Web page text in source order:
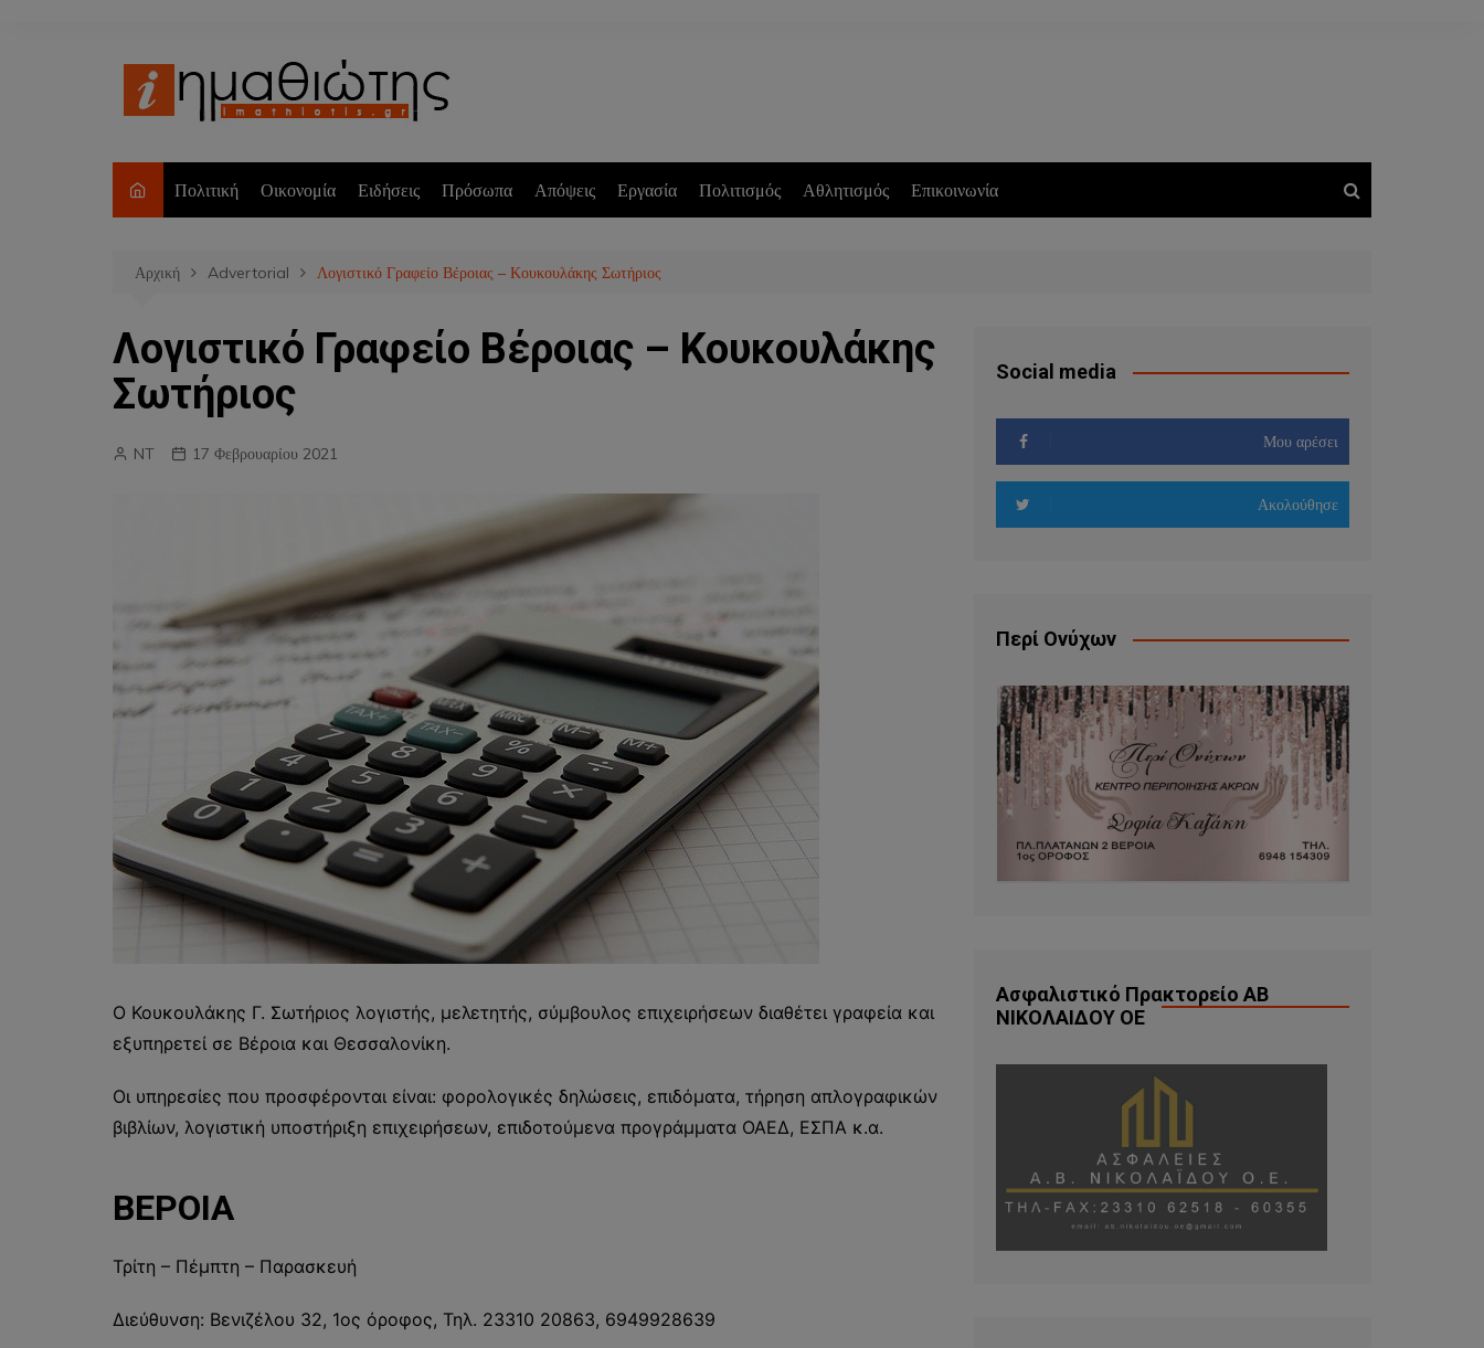
Πολιτική Οικονομία Ειδήσεις Πρόσωπα Απόψεις Εργασία Πολιτισμός Αθλητισμός Επικοινωνία
Αρχική Advertorial Λογιστικό Γραφείο Βέροιας – Κουκουλάκης Σωτήριος
Λογιστικό Γραφείο Βέροιας – Κουκουλάκης
Σωτήριος
NT 17 Φεβρουαρίου 2021
Ο Κουκουλάκης Γ. Σωτήριος λογιστής, μελετητής, σύμβουλος επιχειρήσεων διαθέτει γραφεία και
εξυπηρετεί σε Βέροια και Θεσσαλονίκη.
Οι υπηρεσίες που προσφέρονται είναι: φορολογικές δηλώσεις, επιδόματα, τήρηση απλογραφικών
βιβλίων, λογιστική υποστήριξη επιχειρήσεων, επιδοτούμενα προγράμματα ΟΑΕΔ, ΕΣΠΑ κ.α.
ΒΕΡΟΙΑ
Τρίτη – Πέμπτη – Παρασκευή
Διεύθυνση: Βενιζέλου 32, 1ος όροφος, Τηλ. 23310 20863, 6949928639
Social media
Μου αρέσει
Ακολούθησε
Περί Ονύχων
Ασφαλιστικό Πρακτορείο ΑΒ
ΝΙΚΟΛΑΙΔΟΥ ΟΕ